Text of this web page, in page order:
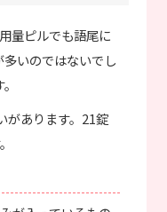
量ピルでも語尾に
いのではないでし
があります。21錠